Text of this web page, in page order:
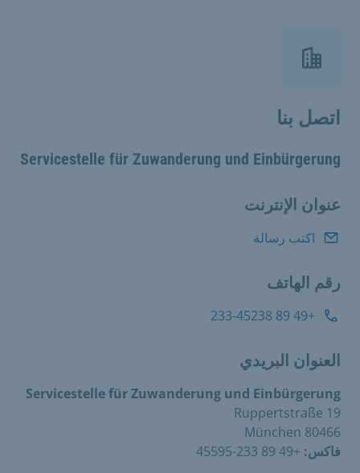
اتصل بنا
Servicestelle für Zuwanderung und Einbürgerung
عنوان الإنترنت
اكتب رسالة
رقم الهاتف
+49 89 233-45238
العنوان البريدي
Servicestelle für Zuwanderung und Einbürgerung
Ruppertstraße 19
80466 München
فاكس: +49 89 233-45595